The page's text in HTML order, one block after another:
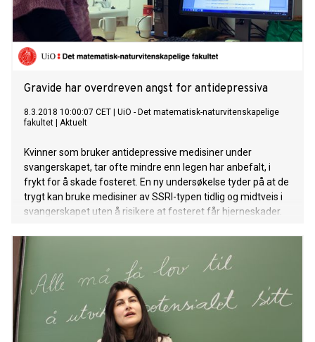
Gravide har overdreven angst for antidepressiva
8.3.2018 10:00:07 CET
UiO - Det matematisk-naturvitenskapelige
fakultet
Aktuelt
Kvinner som bruker antidepressive medisiner under
svangerskapet, tar ofte mindre enn legen har anbefalt, i
frykt for å skade fosteret. En ny undersøkelse tyder på at de
trygt kan bruke medisiner av SSRI-typen tidlig og midtveis i
svangerskapet uten å risikere at fosteret får hjerneskader.